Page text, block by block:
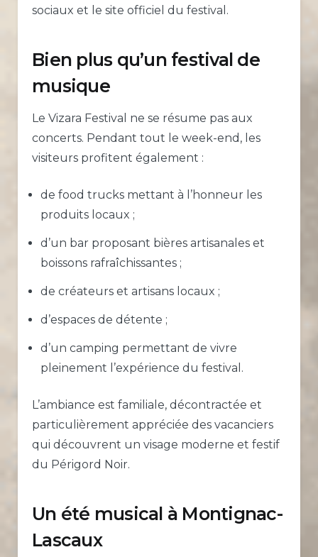
sociaux et le site officiel du festival.
Bien plus qu’un festival de
musique
Le Vizara Festival ne se résume pas aux
concerts. Pendant tout le week-end, les
visiteurs profitent également :
de food trucks mettant à l’honneur les
produits locaux ;
d’un bar proposant bières artisanales et
boissons rafraîchissantes ;
de créateurs et artisans locaux ;
d’espaces de détente ;
d’un camping permettant de vivre
pleinement l’expérience du festival.
L’ambiance est familiale, décontractée et
particulièrement appréciée des vacanciers
qui découvrent un visage moderne et festif
du Périgord Noir.
Un été musical à Montignac-
Lascaux